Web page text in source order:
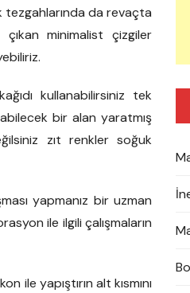
da revaçta
minimalist çizgiler
kullanabilirsiniz tek
bir alan yaratmış
zıt renkler soğuk
yapmanız bir uzman
ile ilgili çalışmaların
ile yapıştırın alt kısmını